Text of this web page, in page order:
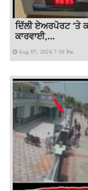
ਦਿੱਲੀ ਏਅਰਪੋਰਟ ‘ਤੇ
ਕਾਰਵਾਈ,...
Aug 07, 2026 7:10 Pm